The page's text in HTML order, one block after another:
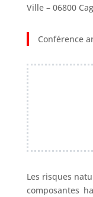
Ville – 06800
Conférence
Les risques
composantes